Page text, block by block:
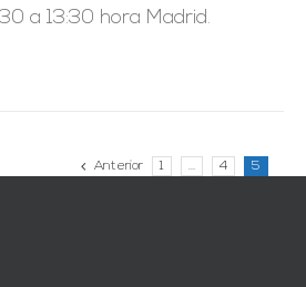
a 13:30 hora Madrid.
Anterior 1 … 4 5